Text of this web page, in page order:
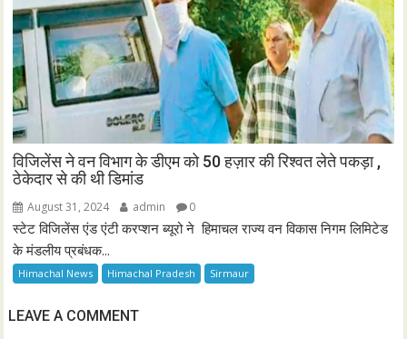
विजिलेंस ने वन विभाग के डीएम को 50 हज़ार की रिश्वत लेते पकड़ा ,
ठेकेदार से की थी डिमांड
August 31, 2024 admin 0
स्टेट विजिलेंस एंड एंटी करप्शन ब्यूरो ने हिमाचल राज्य वन विकास निगम लिमिटेड
के मंडलीय प्रबंधक...
Himachal News Himachal Pradesh Sirmaur
LEAVE A COMMENT